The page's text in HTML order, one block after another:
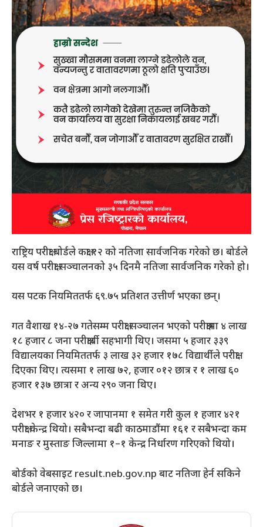
राष्ट्रिय परीक्षा बोर्डले कक्षा १२ को नतिजा सार्वजनिक गरेको छ। बोर्डले
यस वर्ष परीक्षा सञ्चालनको ३५ दिनमै नतिजा सार्वजनिक गरेको हो।
यस पटक नियमिततर्फ ६९.७५ प्रतिशत उत्तीर्ण भएका छन्।
गत वैशाख १४-२७ गतेसम्म परीक्षा सञ्चालन भएको परीक्षामा ४ लाख
१८ हजार ८ जना परीक्षार्थी सहभागी थिए। जसमा ५ हजार ३३९
विद्यालयका नियमिततर्फ ३ लाख ३२ हजार १७८ विद्यार्थीले परीक्षा
दिएका थिए। त्यसमा १ लाख ७२, हजार ०१२ छात्र र १ लाख ६०
हजार १३७ छात्रा र अन्य २९० जना थिए।
देशभर १ हजार ४२० र जापानमा १ समेत गरी कुल १ हजार ४२१
परीक्षा केन्द्र थियो। सबैभन्दा बढी काठमाडौंमा १६१ र सबैभन्दा कम
मनाङ र मुस्ताङ जिल्लामा १–१ केन्द्र निर्धारण गरिएको थियो।
बोर्डको वेबसाइट result.neb.gov.np बाट नतिजा हेर्न सकिने
बोर्डले जनाएको छ।